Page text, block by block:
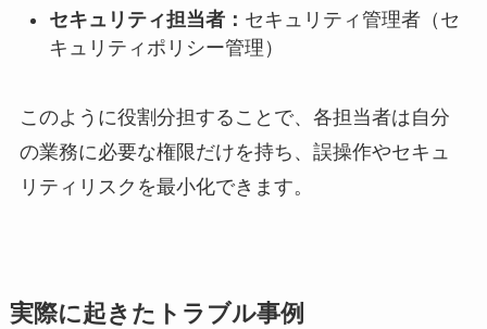
セキュリティ担当者： セキュリティ管理者（セ
キュリティポリシー管理）
このように役割分担することで、各担当者は自分
の業務に必要な権限だけを持ち、誤操作やセキュ
リティリスクを最小化できます。
実際に起きたトラブル事例